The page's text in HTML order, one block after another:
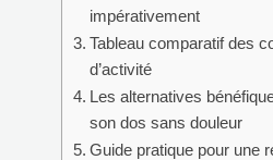
impérativement
Tableau comparatif des
d’activité
Les alternatives
son dos sans douleur
Guide pratique pour une